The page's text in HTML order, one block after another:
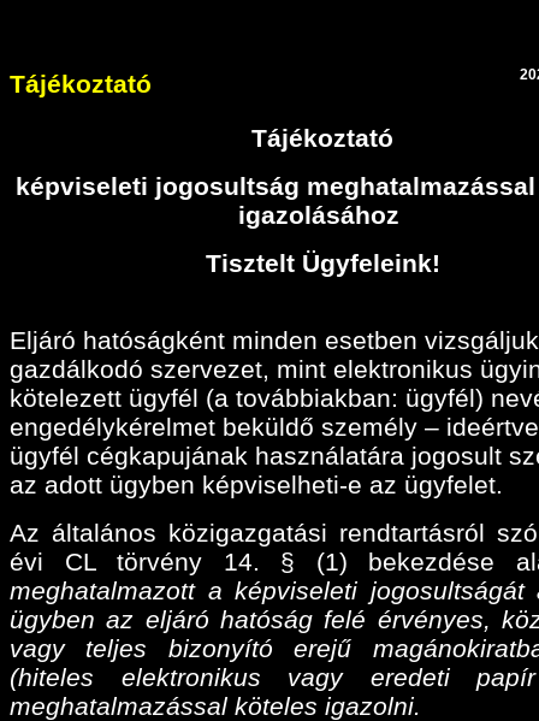
Tájékoztató
Tájékoztató
képviseleti jogosultság
igazolásához
Tisztelt Ügyfeleink!
Eljáró hatóságként minden esetben
gazdálkodó szervezet, mint elektronikus
kötelezett ügyfél (a továbbiakban: ügyfél)
engedélykérelmet beküldő személy –
ügyfél cégkapujának használatára jogosult
az adott ügyben képviselheti-e az ügyfelet.
Az általános közigazgatási rendtartásról
évi CL törvény 14. § (1) bekezdése
meghatalmazott a képviseleti jogosultságát
ügyben az eljáró hatóság felé érvényes,
vagy teljes bizonyító erejű
(hiteles elektronikus vagy eredeti
meghatalmazással köteles igazolni.